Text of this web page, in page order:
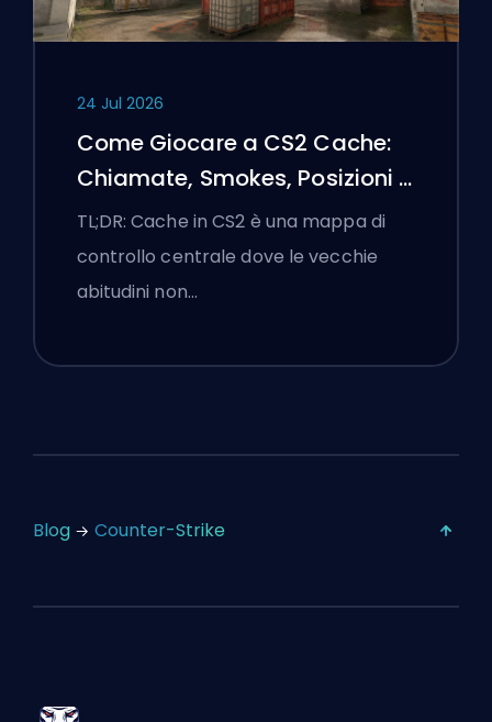
24 Jul 2026
Come Giocare a CS2 Cache:
Chiamate, Smokes, Posizioni e
Suggerimenti Premier
TL;DR: Cache in CS2 è una mappa di
controllo centrale dove le vecchie
abitudini non…
Blog Counter-Strike